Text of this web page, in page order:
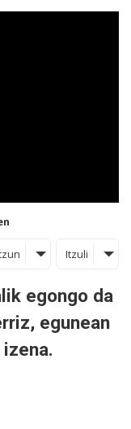
Itzuli
egongo da
egunean